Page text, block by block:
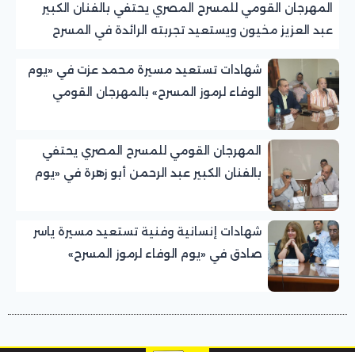
المهرجان القومي للمسرح المصري يحتفي بالفنان الكبير
عبد العزيز مخيون ويستعيد تجربته الرائدة في المسرح
شهادات تستعيد مسيرة محمد عزت في «يوم
الوفاء لرموز المسرح» بالمهرجان القومي
المهرجان القومي للمسرح المصري يحتفي
بالفنان الكبير عبد الرحمن أبو زهرة في «يوم
شهادات إنسانية وفنية تستعيد مسيرة ياسر
صادق في «يوم الوفاء لرموز المسرح»